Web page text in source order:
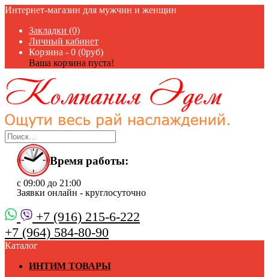
Интернет-магазин для мужчин и женщин
Закладки (0)
Личный кабинет
Корзина - 0 (0руб)
Ваша корзина пуста!
Время работы:
с 09:00 до 21:00
Заявки онлайн - круглосуточно
+7 (916) 215-6-222
+7 (964) 584-80-90
Каталог
ИНТИМ ТОВАРЫ